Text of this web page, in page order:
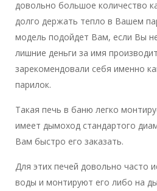
довольно большое количество
долго держать тепло в Вашем
модель подойдет Вам, если Вы
лишние деньги за имя
зарекомендовали себя именно
парилок.
Такая печь в баню легко
имеет дымоход стандартого
Вам быстро его заказать.
Для этих печей довольно часто
воды и монтируют его либо на